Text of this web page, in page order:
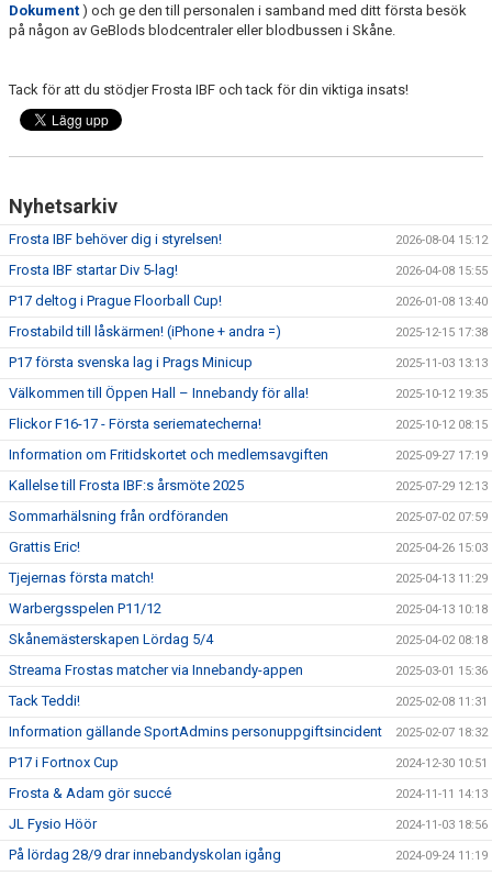
Dokument ) och ge den till personalen i samband med ditt första besök
på någon av GeBlods blodcentraler eller blodbussen i Skåne.
Tack för att du stödjer Frosta IBF och tack för din viktiga insats!
Nyhetsarkiv
Frosta IBF behöver dig i styrelsen! 2026-08-04 15:12
Frosta IBF startar Div 5-lag! 2026-04-08 15:55
P17 deltog i Prague Floorball Cup! 2026-01-08 13:40
Frostabild till låskärmen! (iPhone + andra =) 2025-12-15 17:38
P17 första svenska lag i Prags Minicup 2025-11-03 13:13
Välkommen till Öppen Hall – Innebandy för alla! 2025-10-12 19:35
Flickor F16-17 - Första seriematecherna! 2025-10-12 08:15
Information om Fritidskortet och medlemsavgiften 2025-09-27 17:19
Kallelse till Frosta IBF:s årsmöte 2025 2025-07-29 12:13
Sommarhälsning från ordföranden 2025-07-02 07:59
Grattis Eric! 2025-04-26 15:03
Tjejernas första match! 2025-04-13 11:29
Warbergsspelen P11/12 2025-04-13 10:18
Skånemästerskapen Lördag 5/4 2025-04-02 08:18
Streama Frostas matcher via Innebandy-appen 2025-03-01 15:36
Tack Teddi! 2025-02-08 11:31
Information gällande SportAdmins personuppgiftsincident 2025-02-07 18:32
P17 i Fortnox Cup 2024-12-30 10:51
Frosta & Adam gör succé 2024-11-11 14:13
JL Fysio Höör 2024-11-03 18:56
På lördag 28/9 drar innebandyskolan igång 2024-09-24 11:19